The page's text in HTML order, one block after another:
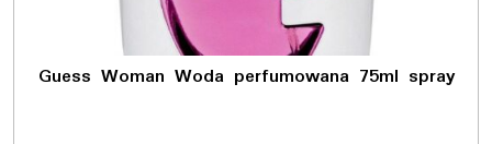
Guess Woman Woda perfumowana 75ml spray